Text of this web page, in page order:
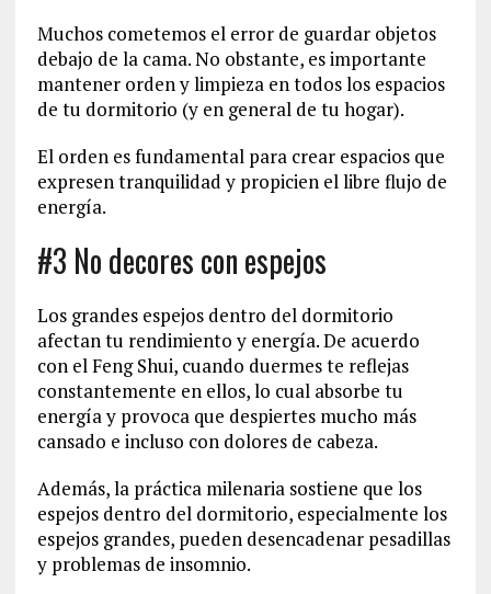
Muchos cometemos el error de guardar objetos
debajo de la cama. No obstante, es importante
mantener orden y limpieza en todos los espacios
de tu dormitorio (y en general de tu hogar).
El orden es fundamental para crear espacios que
expresen tranquilidad y propicien el libre flujo de
energía.
#3 No decores con espejos
Los grandes espejos dentro del dormitorio
afectan tu rendimiento y energía. De acuerdo
con el Feng Shui, cuando duermes te reflejas
constantemente en ellos, lo cual absorbe tu
energía y provoca que despiertes mucho más
cansado e incluso con dolores de cabeza.
Además, la práctica milenaria sostiene que los
espejos dentro del dormitorio, especialmente los
espejos grandes, pueden desencadenar pesadillas
y problemas de insomnio.